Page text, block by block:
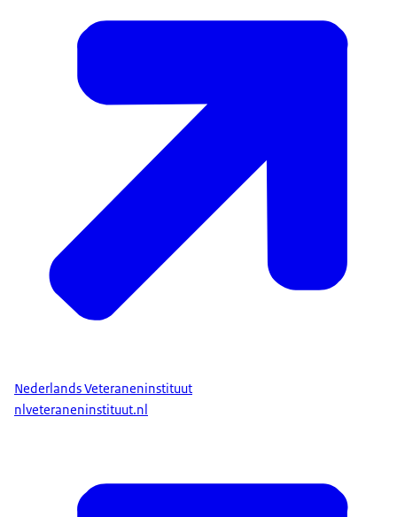
Nederlands Veteraneninstituut
nlveteraneninstituut.nl